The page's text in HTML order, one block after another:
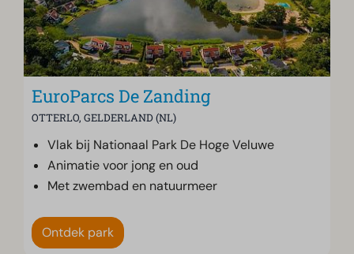
EuroParcs De Zanding
OTTERLO, GELDERLAND (NL)
Vlak bij Nationaal Park De Hoge Veluwe
Animatie voor jong en oud
Met zwembad en natuurmeer
Ontdek park